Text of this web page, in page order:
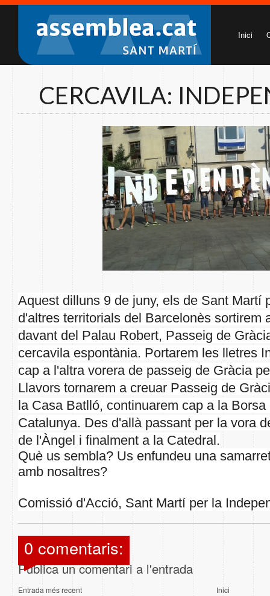
Inici
CERCAVILA:
Aquest dilluns 9 de juny, els de Sant Martí
d'altres territorials del Barcelonès sortirem
davant del Palau Robert, Passeig de
cercavila espontània. Portarem les lletres
cap a l'altra vorera de passeig de Gràcia
Llavors tornarem a creuar Passeig de
la Casa Batlló, continuarem cap a la
Catalunya. Des d'allà passant per la vora
de l'Àngel i finalment a la Catedral.
Què us sembla? Us enfundeu una
amb nosaltres?
Comissió d'Acció, Sant Martí per la
0 comentaris:
Publica un comentari a l'entrada
Entrada més recent Inici